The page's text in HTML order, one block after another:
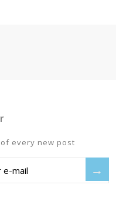
every new post
→